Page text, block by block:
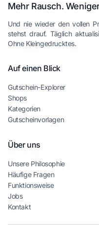
Mehr Rausch.
Und nie wieder den vollen
stehst drauf. Täglich
Ohne Kleingedrucktes.
Auf einen Blick
Gutschein-Explorer
Shops
Kategorien
Gutscheinvorlagen
Über uns
Unsere Philosophie
Häufige Fragen
Funktionsweise
Jobs
Kontakt